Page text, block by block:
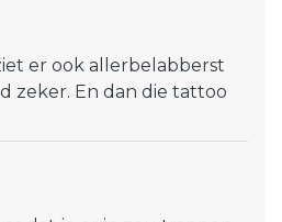
er ook allerbelabberst
zeker. En dan die tattoo